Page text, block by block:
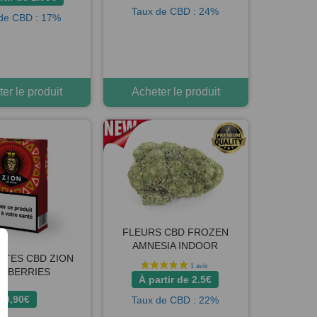
CBD : 17%
le produit
Taux de CBD : 24%
Acheter le produit
CBD ZION
BERRIES
9,90€
FLEURS CBD FROZEN
AMNESIA INDOOR
À partir de2.5€
Taux de CBD : 22%